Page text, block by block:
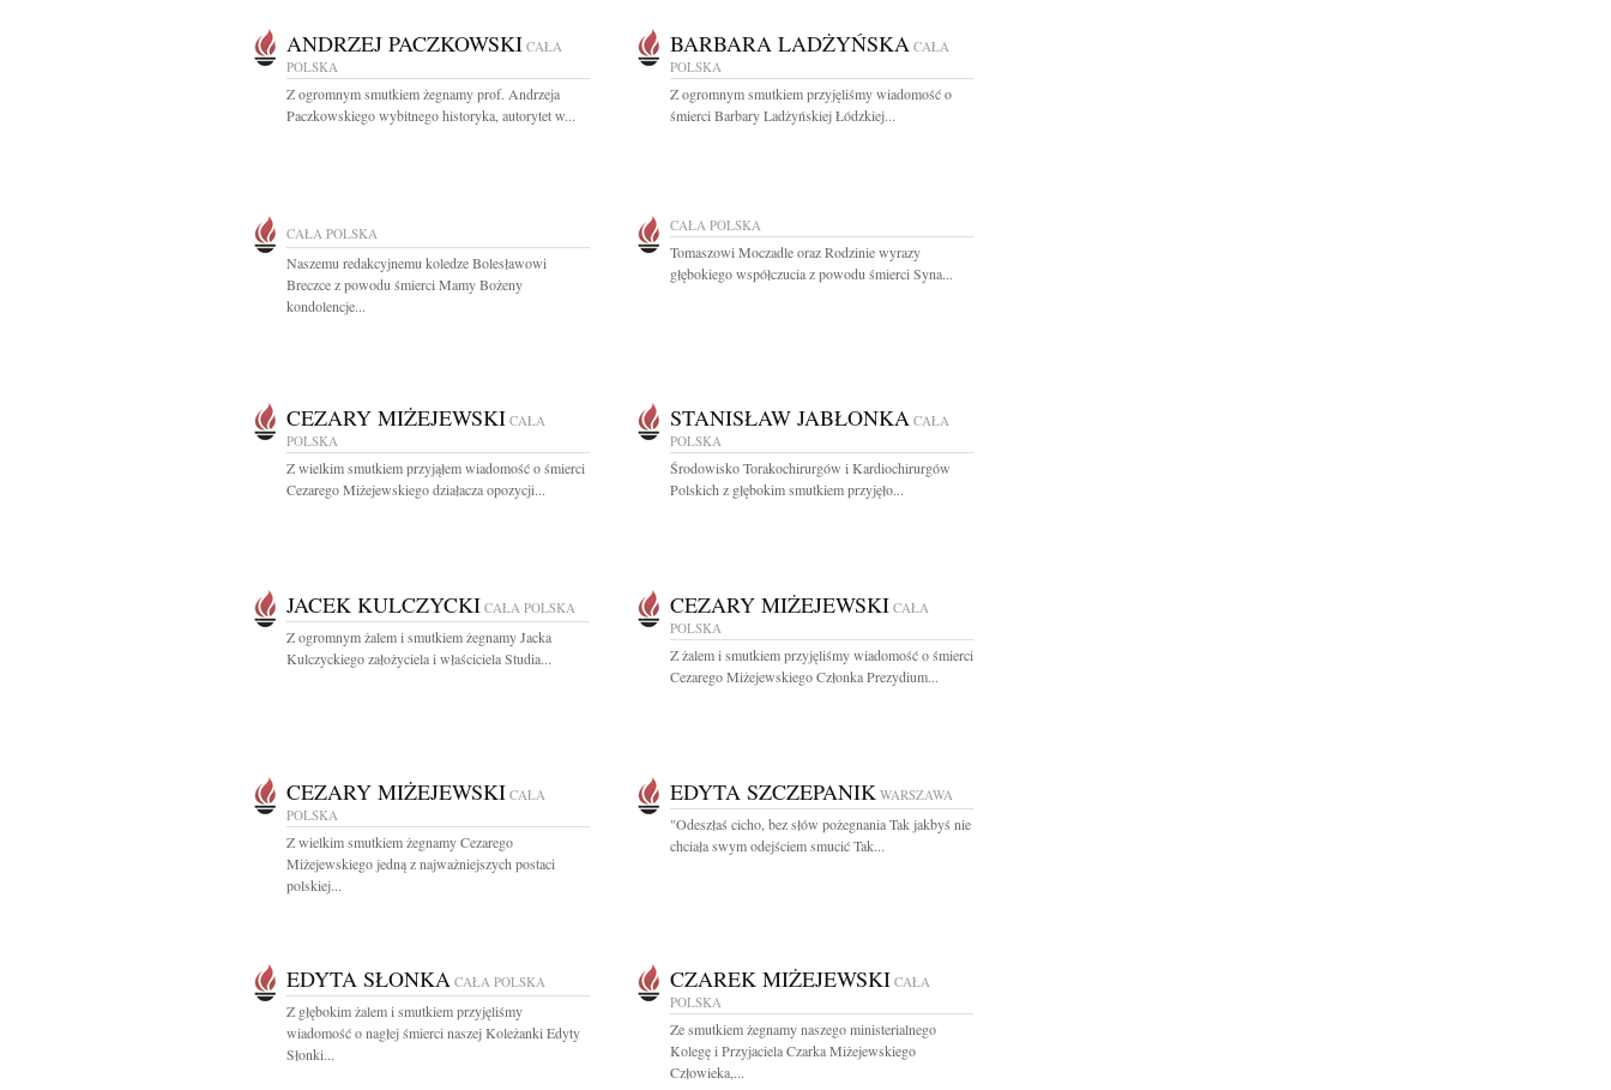
ANDRZEJ PACZKOWSKI CAŁA
POLSKA
Z ogromnym smutkiem żegnamy prof. Andrzeja
Paczkowskiego wybitnego historyka, autorytet w...
BARBARA LADŻYŃSKA CAŁA
POLSKA
Z ogromnym smutkiem przyjęliśmy wiadomość o
śmierci Barbary Ladżyńskiej Łódzkiej...
CAŁA POLSKA
Naszemu redakcyjnemu koledze Bolesławowi
Breczce z powodu śmierci Mamy Bożeny
kondolencje...
CAŁA POLSKA
Tomaszowi Moczadle oraz Rodzinie wyrazy
głębokiego współczucia z powodu śmierci Syna...
CEZARY MIŻEJEWSKI CAŁA
POLSKA
Z wielkim smutkiem przyjąłem wiadomość o śmierci
Cezarego Miżejewskiego działacza opozycji...
STANISŁAW JABŁONKA CAŁA
POLSKA
Środowisko Torakochirurgów i Kardiochirurgów
Polskich z głębokim smutkiem przyjęło...
JACEK KULCZYCKI CAŁA POLSKA
Z ogromnym żalem i smutkiem żegnamy Jacka
Kulczyckiego założyciela i właściciela Studia...
CEZARY MIŻEJEWSKI CAŁA
POLSKA
Z żalem i smutkiem przyjęliśmy wiadomość o śmierci
Cezarego Miżejewskiego Członka Prezydium...
CEZARY MIŻEJEWSKI CAŁA
POLSKA
Z wielkim smutkiem żegnamy Cezarego
Miżejewskiego jedną z najważniejszych postaci
polskiej...
EDYTA SZCZEPANIK WARSZAWA
"Odeszłaś cicho, bez słów pożegnania Tak jakbyś nie
chciała swym odejściem smucić Tak...
EDYTA SŁONKA CAŁA POLSKA
Z głębokim żalem i smutkiem przyjęliśmy
wiadomość o nagłej śmierci naszej Koleżanki Edyty
Słonki...
CZAREK MIŻEJEWSKI CAŁA
POLSKA
Ze smutkiem żegnamy naszego ministerialnego
Kolegę i Przyjaciela Czarka Miżejewskiego
Człowieka,...